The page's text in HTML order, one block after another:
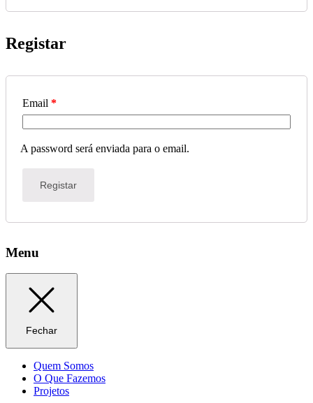
Registar
Email *
A password será enviada para o email.
Registar
Menu
Fechar
Quem Somos
O Que Fazemos
Projetos